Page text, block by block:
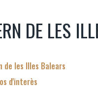
DE LES
de les Illes Balears
d'interès